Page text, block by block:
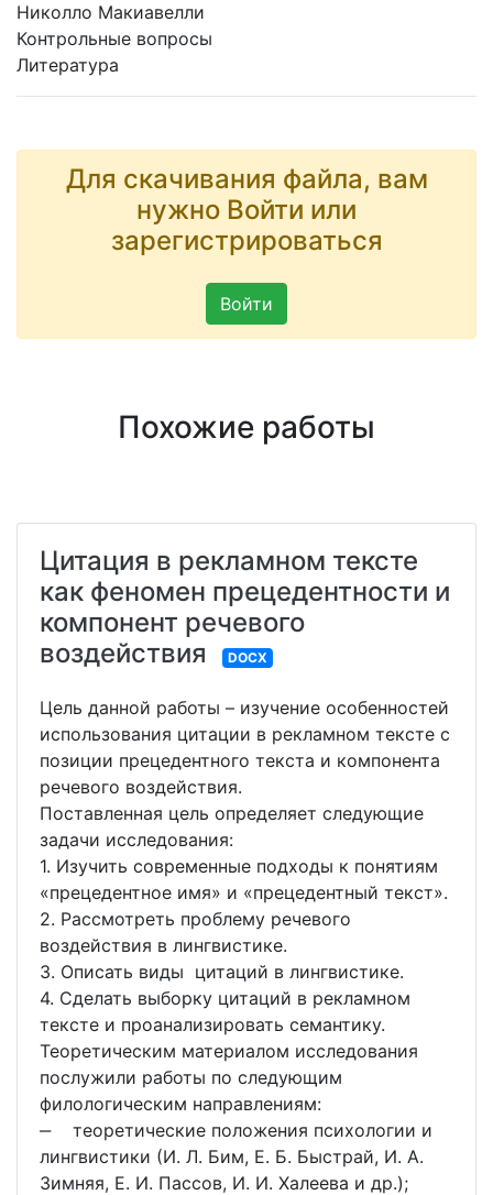
Николло Макиавелли
Контрольные вопросы
Литература
Для скачивания файла, вам
нужно Войти или
зарегистрироваться
Войти
Похожие работы
Цитация в рекламном тексте
как феномен прецедентности и
компонент речевого
воздействия
DOCX
Цель данной работы – изучение особенностей
использования цитации в рекламном тексте с
позиции прецедентного текста и компонента
речевого воздействия.
Поставленная цель определяет следующие
задачи исследования:
1. Изучить современные подходы к понятиям
«прецедентное имя» и «прецедентный текст».
2. Рассмотреть проблему речевого
воздействия в лингвистике.
3. Описать виды цитаций в лингвистике.
4. Сделать выборку цитаций в рекламном
тексте и проанализировать семантику.
Теоретическим материалом исследования
послужили работы по следующим
филологическим направлениям:
‒ теоретические положения психологии и
лингвистики (И. Л. Бим, Е. Б. Быстрай, И. А.
Зимняя, Е. И. Пассов, И. И. Халеева и др.);